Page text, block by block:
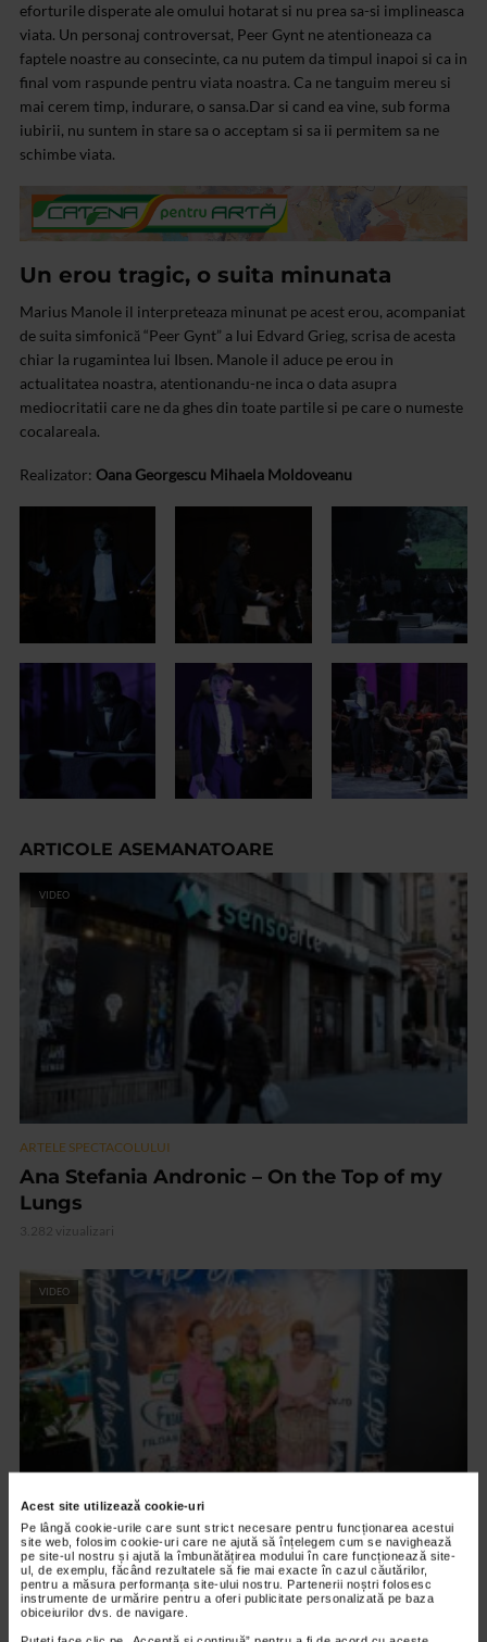
Acest site utilizează cookie-uri
Pe lângă cookie-urile care sunt strict necesare pentru funcționarea acestui
site web, folosim cookie-uri care ne ajută să înțelegem cum se navighează
pe site-ul nostru și ajută la îmbunătățirea modului în care funcționează site-
ul, de exemplu, făcând rezultatele să fie mai exacte în cazul căutărilor,
pentru a măsura performanța site-ului nostru. Partenerii noștri folosesc
instrumente de urmărire pentru a oferi publicitate personalizată pe baza
obiceiurilor dvs. de navigare.
eforturile disperate ale omului hotarat si nu prea sa-si implineasca
viata. Un personaj controversat, Peer Gynt ne atentioneaza ca
faptele noastre au consecinte, ca nu putem da timpul inapoi si ca in
final vom raspunde pentru viata noastra. Ca ne tanguim mereu si
mai cerem timp, indurare, o sansa.Dar si cand ea vine, sub forma
iubirii, nu suntem in stare sa o acceptam si sa ii permitem sa ne
schimbe viata.
Un erou tragic, o suita minunata
Marius Manole il interpreteaza minunat pe acest erou, acompaniat
de suita simfonică “Peer Gynt” a lui Edvard Grieg, scrisa de acesta
chiar la rugamintea lui Ibsen. Manole il aduce pe erou in
actualitatea noastra, atentionandu-ne inca o data asupra
mediocritatii care ne da ghes din toate partile si pe care o numeste
cocalareala.
Realizator: Oana Georgescu Mihaela Moldoveanu
ARTICOLE ASEMANATOARE
VIDEO
ARTELE SPECTACOLULUI
Ana Stefania Andronic – On the Top of my
Lungs
3.282 vizualizari
VIDEO
ARTELE SPECTACOLULUI
PREMIERA FILMULUI DARUL ARIPILOR
12.596 vizualizari